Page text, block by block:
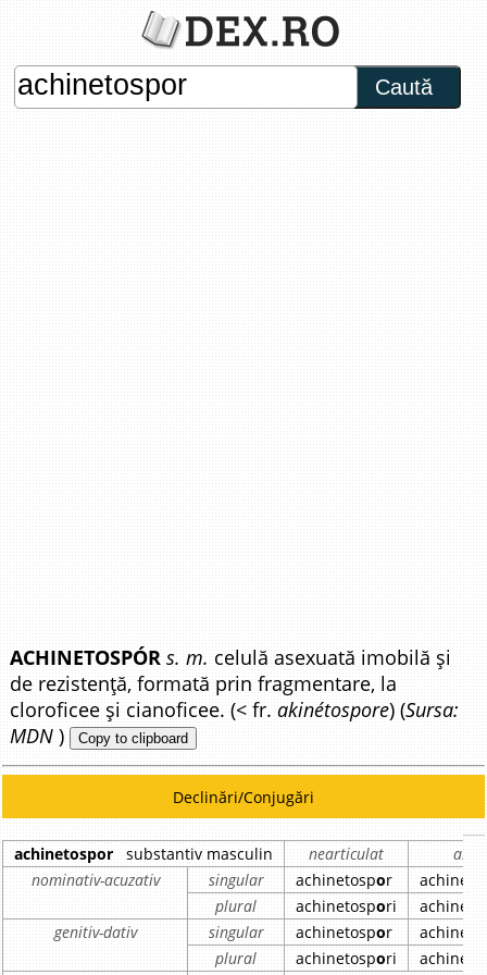
Caută
ACHINETOSPÓR s. m. celulă asexuată imobilă și
de rezistență, formată prin fragmentare, la
cloroficee și cianoficee. (< fr.akinétospore) (Sursa:
MDN ) Copy to clipboard
Declinări/Conjugări
achinetospor substantiv masculin nearticulat
nominativ-acuzativ
singular achinetospor
plural
achinetospori
genitiv-dativ
singular achinetospor
plural
achinetospori